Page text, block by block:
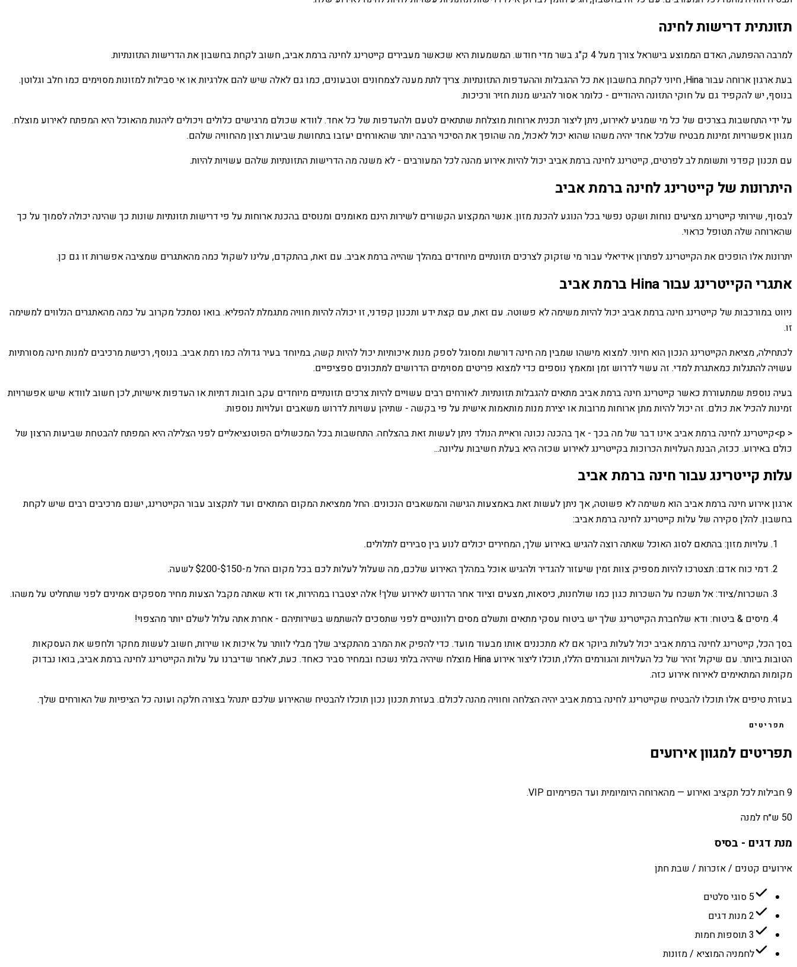
תזונתית דרישות לחינה
למרבה ההפתעה, האדם הממוצע בישראל צורך מעל 4 ק"ג בשר מדי חודש. המשמעות היא שכאשר מעבירים קייטרינג לחינה ברמת אביב, חשוב לקחת בחשבון את הדרישות התזונתיות.
בעת ארגון ארוחה עבור Hina, חיוני לקחת בחשבון את כל ההגבלות וההעדפות התזונתיות. צריך לתת מענה לצמחונים וטבעונים, כמו גם לאלה שיש להם אלרגיות או אי סבילות למזונות מסוימים כמו חלב וגלוטן.
בנוסף, יש להקפיד גם על חוקי התזונה היהודיים - כלומר אסור להגיש מנות חזיר ורכיכות.
על ידי התחשבות בצרכים של כל מי שמגיע לאירוע, ניתן ליצור תכנית ארוחות מוצלחת שתתאים לטעם ולהעדפות של כל אחד. לוודא שכולם מרגישים כלולים ויכולים ליהנות מהאוכל היא המפתח לאירוע מוצלח.
מגוון אפשרויות זמינות מבטיח שלכל אחד יהיה משהו שהוא יכול לאכול, מה שהופך את הסיכוי הרבה יותר שהאורחים יעזבו בתחושת שביעות רצון מהחוויה שלהם.
עם תכנון קפדני ותשומת לב לפרטים, קייטרינג לחינה ברמת אביב יכול להיות אירוע מהנה לכל המעורבים - לא משנה מה הדרישות התזונתיות שלהם עשויות להיות.
היתרונות של קייטרינג לחינה ברמת אביב
לבסוף, שירותי קייטרינג מציעים נוחות ושקט נפשי בכל הנוגע להכנת מזון. אנשי המקצוע הקשורים לשירות הינם מאומנים ומנוסים בהכנת ארוחות על פי דרישות תזונתיות שונות כך שהינה יכולה לסמוך על כך
שהארוחה שלה תטופל כראוי.
יתרונות אלו הופכים את הקייטרינג לפתרון אידיאלי עבור מי שזקוק לצרכים תזונתיים מיוחדים במהלך שהייה ברמת אביב. עם זאת, בהתקדם, עלינו לשקול כמה מהאתגרים שמציבה אפשרות זו גם כן.
אתגרי הקייטרינג עבור Hina ברמת אביב
ניווט במורכבות של קייטרינג חינה ברמת אביב יכול להיות משימה לא פשוטה. עם זאת, עם קצת ידע ותכנון קפדני, זו יכולה להיות חוויה מתגמלת להפליא. בואו נסתכל מקרוב על כמה מהאתגרים הנלווים למשימה
זו.
לכתחילה, מציאת הקייטרינג הנכון הוא חיוני. למצוא מישהו שמבין מה חינה דורשת ומסוגל לספק מנות איכותיות יכול להיות קשה, במיוחד בעיר גדולה כמו רמת אביב. בנוסף, רכישת מרכיבים למנות חינה מסורתיות
עשויה להתגלות כמאתגרת למדי. זה עשוי לדרוש זמן ומאמץ נוספים כדי למצוא פריטים מסוימים הדרושים למתכונים ספציפיים.
בעיה נוספת שמתעוררת כאשר קייטרינג חינה ברמת אביב מתאים להגבלות תזונתיות. לאורחים רבים עשויים להיות צרכים תזונתיים מיוחדים עקב חובות דתיות או העדפות אישיות, לכן חשוב לוודא שיש אפשרויות
זמינות להכיל את כולם. זה יכול להיות מתן ארוחות מרובות או יצירת מנות מותאמות אישית על פי בקשה - שתיהן עשויות לדרוש משאבים ועלויות נוספות.
< p>קייטרינג לחינה ברמת אביב אינו דבר של מה בכך - אך בהכנה נכונה וראיית הנולד ניתן לעשות זאת בהצלחה. התחשבות בכל המכשולים הפוטנציאליים לפני הצלילה היא המפתח להבטחת שביעות הרצון של
כולם באירוע. ככזה, הבנת העלויות הכרוכות בקייטרינג לאירוע שכזה היא בעלת חשיבות עליונה...
עלות קייטרינג עבור חינה ברמת אביב
ארגון אירוע חינה ברמת אביב הוא משימה לא פשוטה, אך ניתן לעשות זאת באמצעות הגישה והמשאבים הנכונים. החל ממציאת המקום המתאים ועד לתקצוב עבור הקייטרינג, ישנם מרכיבים רבים שיש לקחת
בחשבון. להלן סקירה של עלות קייטרינג לחינה ברמת אביב:
עלויות מזון: בהתאם לסוג האוכל שאתה רוצה להגיש באירוע שלך, המחירים יכולים לנוע בין סבירים לתלולים.
דמי כוח אדם: תצטרכו להיות מספיק צוות זמין שיעזור להגדיר ולהגיש אוכל במהלך האירוע שלכם, מה שעלול לעלות לכם בכל מקום החל מ-$150-$200 לשעה.
השכרות/ציוד: אל תשכח על השכרות כגון כמו שולחנות, כיסאות, מצעים וציוד אחר הדרוש לאירוע שלך! אלה יצטברו במהירות, אז ודא שאתה מקבל הצעות מחיר מספקים אמינים לפני שתחליט על משהו.
מיסים & ביטוח: ודא שלחברת הקייטרינג שלך יש ביטוח עסקי מתאים ותשלם מסים רלוונטיים לפני שתסכים להשתמש בשירותיהם - אחרת אתה עלול לשלם יותר מהצפוי!
בסך הכל, קייטרינג לחינה ברמת אביב יכול לעלות ביוקר אם לא מתכננים אותו מבעוד מועד. כדי להפיק את המרב מהתקציב שלך מבלי לוותר על איכות או שירות, חשוב לעשות מחקר ולחפש את העסקאות
הטובות ביותר. עם שיקול זהיר של כל העלויות והגורמים הללו, תוכלו ליצור אירוע Hina מוצלח שיהיה בלתי נשכח ובמחיר סביר כאחד. כעת, לאחר שדיברנו על עלות הקייטרינג לחינה ברמת אביב, בואו נבדוק
מקומות המתאימים לאירוח אירוע כזה.
בעזרת טיפים אלו תוכלו להבטיח שקייטרינג לחינה ברמת אביב יהיה הצלחה וחוויה מהנה לכולם. בעזרת תכנון נכון תוכלו להבטיח שהאירוע שלכם יתנהל בצורה חלקה ועונה כל הציפיות של האורחים שלך.
תפריטים
תפריטים למגוון אירועים
9 חבילות לכל תקציב ואירוע — מהארוחה היומיומית ועד הפרימיום VIP.
50 ש״ח למנה
מנת דגים - בסיס
אירועים קטנים / אזכרות / שבת חתן
5 סוגי סלטים
2 מנות דגים
3 תוספות חמות
לחמניה המוציא / מזונות